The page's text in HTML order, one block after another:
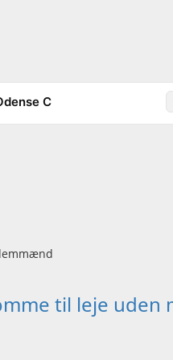
C
til leje uden